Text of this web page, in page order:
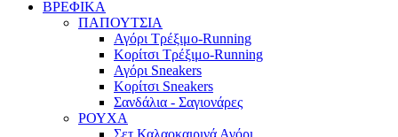
ΒΡΕΦΙΚΑ
ΠΑΠΟΥΤΣΙΑ
Αγόρι Τρέξιμο-Running
Κορίτσι Τρέξιμο-Running
Αγόρι Sneakers
Κορίτσι Sneakers
Σανδάλια - Σαγιονάρες
ΡΟΥΧΑ